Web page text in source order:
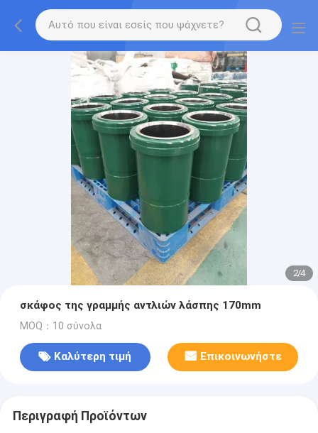
2/4
σκάφος της γραμμής αντλιών λάσπης 170mm
MOQ：10 σύνολα
Καλύτερη τιμή Επικοινωνήστε
Περιγραφή Προϊόντων